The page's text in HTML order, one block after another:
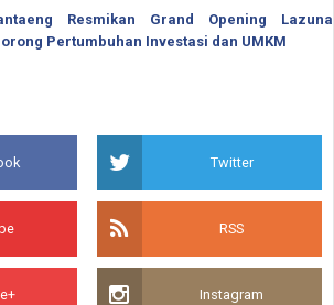
Resmikan Grand Opening Lazuna
Pertumbuhan Investasi dan UMKM
Twitter
RSS
Instagram